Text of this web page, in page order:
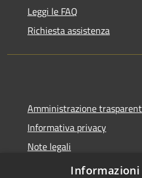
Leggi le FAQ
Richiesta assistenza
Amministrazione
Informativa privacy
Note legali
Dichiarazione di accessibilità
Informazioni